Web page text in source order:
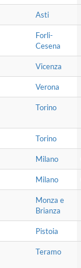
Asti
Forli-
Cesena
Vicenza
Verona
Torino
Torino
Milano
Milano
Monza e
Brianza
Pistoia
Teramo